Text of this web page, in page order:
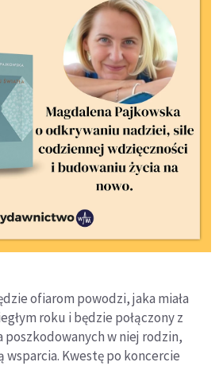
ofiarom powodzi, jaka miała
roku i będzie połączony z
w niej rodzin,
Kwestę po koncercie